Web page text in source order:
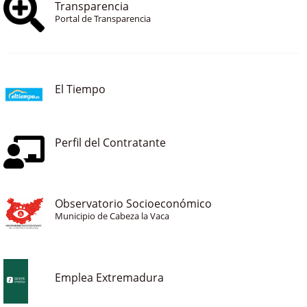
Transparencia
Portal de Transparencia
El Tiempo
Perfil del Contratante
Observatorio Socioeconómico
Municipio de Cabeza la Vaca
Emplea Extremadura